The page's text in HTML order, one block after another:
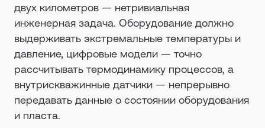
двух километров — нетривиальная
инженерная задача. Оборудование должно
выдерживать экстремальные температуры и
давление, цифровые модели — точно
рассчитывать термодинамику процессов, а
внутрискважинные датчики — непрерывно
передавать данные о состоянии оборудования
и пласта.